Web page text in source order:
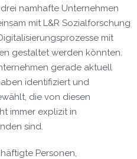
namhafte Unternehmen
mit L&R Sozialforschung
mit
gestaltet werden könnten.
gerade aktuell
identifiziert und
die von diesen
immer explizit in
sind.
Personen,